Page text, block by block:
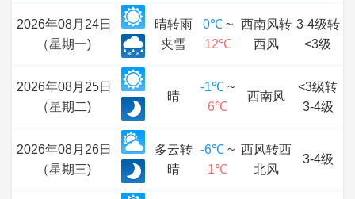
2026年08月24日
（星期一)
晴转雨
夹雪
0℃~
12℃
西南风转
西风
3-4级转
<3级
2026年08月25日
（星期二)
晴
-1℃ ~
6℃
西南风
<3级转
3-4级
2026年08月26日
（星期三)
多云转
晴
-6℃ ~
1℃
西风转西
北风
3-4级